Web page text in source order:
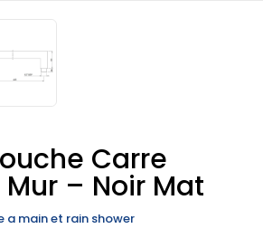
Carre
Mur – Noir Mat
a main et rain shower